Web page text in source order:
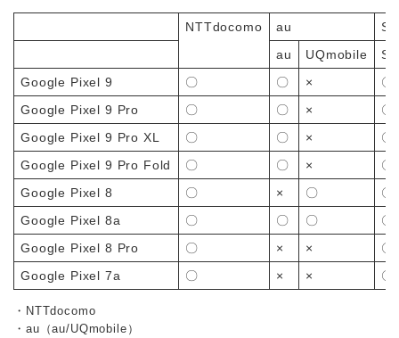
NTTdocomo au
au
UQmobile
Google Pixel 9
〇 〇 ×
〇
Google Pixel 9 Pro
〇 〇 ×
〇
Google Pixel 9 Pro XL
〇 〇 ×
〇
Google Pixel 9 Pro Fold
〇 〇 ×
〇
Google Pixel 8
〇 × 〇
〇
Google Pixel 8a
〇 〇 〇
〇
Google Pixel 8 Pro
〇 × ×
〇
Google Pixel 7a
〇 × × 〇
・NTTdocomo
・au（au/UQmobile）